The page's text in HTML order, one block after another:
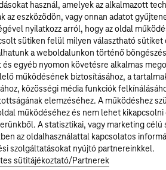
előfizetői szolgáltatás(PDF,
bérelt vonali előfizetői
Szolgáltatás(PDF, 178,3 kB)
bérelt vonali internet-
(PDF, 501 kB)
hálózati szolgáltatás(PDF,
szolgáltatás(PDF, 1,2 MB)
használ, amelyek az alkalmazott
az eszközödön, vagy onnan adatot
nyilatkozz arról, hogy az oldal
sütiken felül milyen választható sütiket
a weboldalunkon történő
és egyéb nyomon követésre alkalmas
működésének biztosításához, a
közösségi média funkciók
elemzéséhez. A működéshez
működéséhez és nem lehet
A statisztikai, vagy marketing
az oldalhasználattal kapcsolatos
szolgáltatásokat nyújtó partnereinkkel.
sütitájékoztató/Partnerek